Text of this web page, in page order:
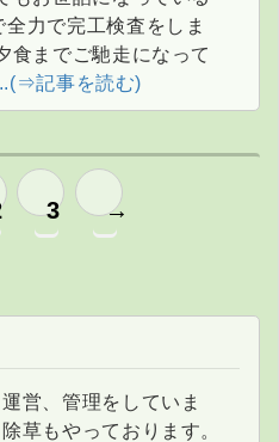
力で完工検査をしま
記事を読む)
3 →
営、管理をしていま
草もやっております。